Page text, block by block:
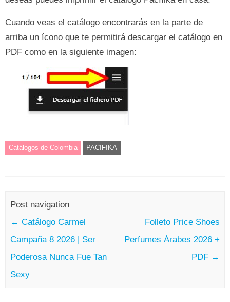
Cuando veas el catálogo encontrarás en la parte de
arriba un ícono que te permitirá descargar el catálogo en
PDF como en la siguiente imagen:
Catálogos de Colombia PACIFIKA
Post navigation
← Catálogo Carmel
Campaña 8 2026 | Ser
Poderosa Nunca Fue Tan
Sexy
Folleto Price Shoes
Perfumes Árabes 2026 +
PDF →